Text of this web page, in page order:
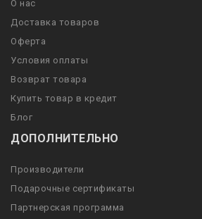
О нас
Доставка товаров
Оферта
Условия оплаты
Возврат товара
Купить товар в кредит
Блог
ДОПОЛНИТЕЛЬНО
Производители
Подарочные сертификаты
Партнерская программа